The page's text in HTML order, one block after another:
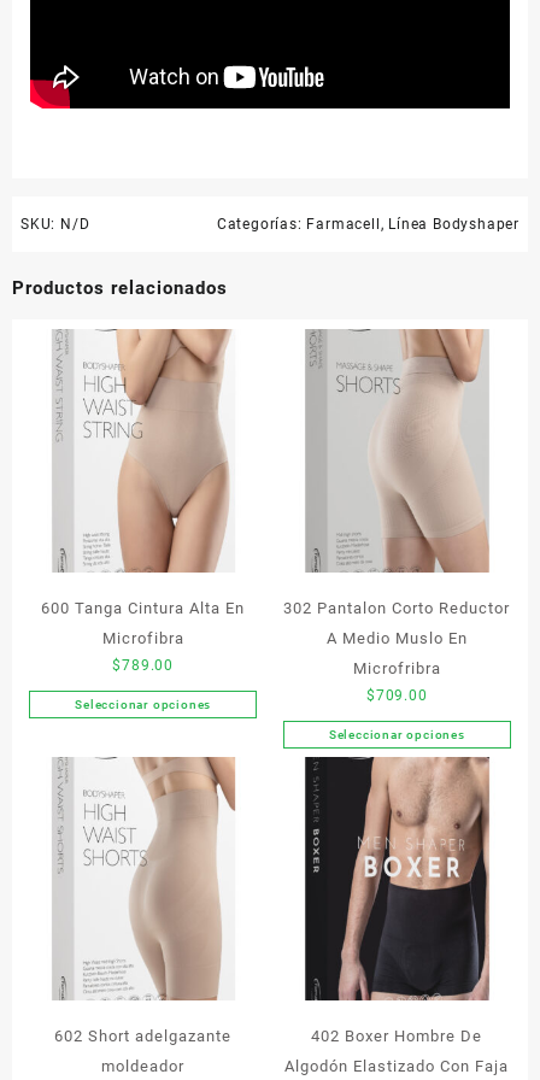
SKU: N/D Categorías: Farmacell , Línea Bodyshaper
Productos relacionados
600 Tanga Cintura Alta En
Microfibra
$789.00
Seleccionar opciones
Este
tiene
múltiples
variantes.
Las
opciones
elegir
en
la
de
producto
302 Pantalon Corto Reductor
A Medio Muslo En
Microfribra
$709.00
Seleccionar opciones
Este
producto
tiene
múltiples
variantes.
Las
opciones
en
página
de
602 Short adelgazante
moldeador
402 Boxer Hombre De
Algodón Elastizado Con Faja